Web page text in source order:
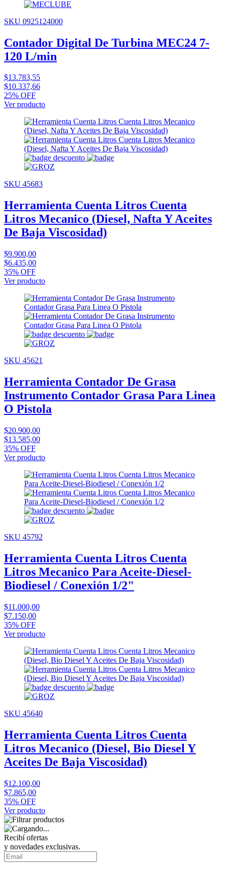
SKU 0925124000
Contador Digital De Turbina MEC24 7-
120 L/min
$13.783,55
$10.337,66
25% OFF
Ver producto
SKU 45683
Herramienta Cuenta Litros Cuenta
Litros Mecanico (Diesel, Nafta Y Aceites
De Baja Viscosidad)
$9.900,00
$6.435,00
35% OFF
Ver producto
SKU 45621
Herramienta Contador De Grasa
Instrumento Contador Grasa Para Linea
O Pistola
$20.900,00
$13.585,00
35% OFF
Ver producto
SKU 45792
Herramienta Cuenta Litros Cuenta
Litros Mecanico Para Aceite-Diesel-
Biodiesel / Conexión 1/2"
$11.000,00
$7.150,00
35% OFF
Ver producto
SKU 45640
Herramienta Cuenta Litros Cuenta
Litros Mecanico (Diesel, Bio Diesel Y
Aceites De Baja Viscosidad)
$12.100,00
$7.865,00
35% OFF
Ver producto
Recibí ofertas
y novedades exclusivas.